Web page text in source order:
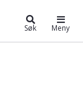
Søk Meny
for